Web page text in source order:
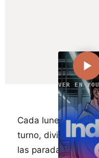
VER EN
Cada lunes, el
turno, divides por
las paradas que